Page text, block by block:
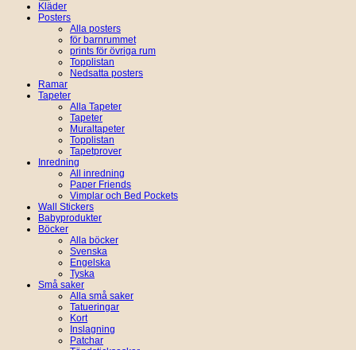
Kläder
Posters
Alla posters
för barnrummet
prints för övriga rum
Topplistan
Nedsatta posters
Ramar
Tapeter
Alla Tapeter
Tapeter
Muraltapeter
Topplistan
Tapetprover
Inredning
All inredning
Paper Friends
Vimplar och Bed Pockets
Wall Stickers
Babyprodukter
Böcker
Alla böcker
Svenska
Engelska
Tyska
Små saker
Alla små saker
Tatueringar
Kort
Inslagning
Patchar